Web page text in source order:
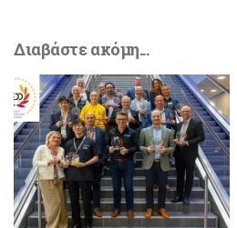
Διαβάστε ακόμη...